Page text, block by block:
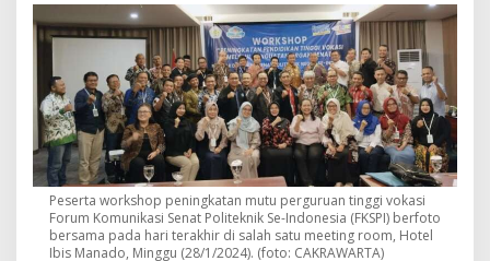
P
I
M
a
n
a
d
o
0
2
4
:
Peserta workshop peningkatan mutu perguruan tinggi vokasi
Forum Komunikasi Senat Politeknik Se-Indonesia (FKSPI) berfoto
bersama pada hari terakhir di salah satu meeting room, Hotel
Ibis Manado, Minggu (28/1/2024). (foto: CAKRAWARTA)